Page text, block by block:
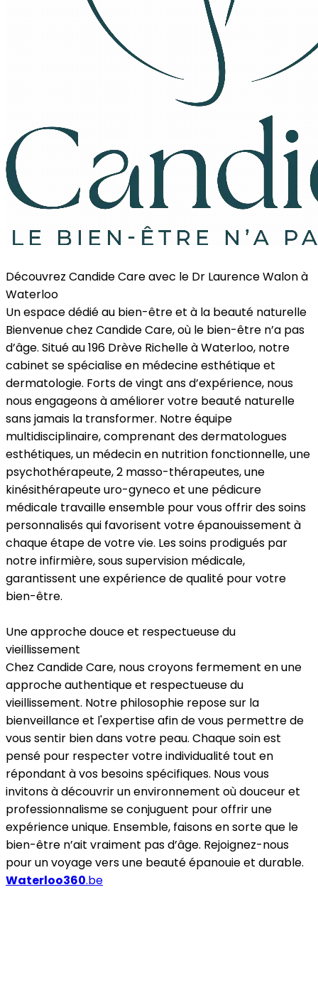
Découvrez Candide Care avec le Dr Laurence Walon à
Waterloo
Un espace dédié au bien-être et à la beauté naturelle
Bienvenue chez Candide Care, où le bien-être n’a pas
d’âge. Situé au 196 Drève Richelle à Waterloo, notre
cabinet se spécialise en médecine esthétique et
dermatologie. Forts de vingt ans d’expérience, nous
nous engageons à améliorer votre beauté naturelle
sans jamais la transformer. Notre équipe
multidisciplinaire, comprenant des dermatologues
esthétiques, un médecin en nutrition fonctionnelle, une
psychothérapeute, 2 masso-thérapeutes, une
kinésithérapeute uro-gyneco et une pédicure
médicale travaille ensemble pour vous offrir des soins
personnalisés qui favorisent votre épanouissement à
chaque étape de votre vie. Les soins prodigués par
notre infirmière, sous supervision médicale,
garantissent une expérience de qualité pour votre
bien-être.
Une approche douce et respectueuse du
vieillissement
Chez Candide Care, nous croyons fermement en une
approche authentique et respectueuse du
vieillissement. Notre philosophie repose sur la
bienveillance et l'expertise afin de vous permettre de
vous sentir bien dans votre peau. Chaque soin est
pensé pour respecter votre individualité tout en
répondant à vos besoins spécifiques. Nous vous
invitons à découvrir un environnement où douceur et
professionnalisme se conjuguent pour offrir une
expérience unique. Ensemble, faisons en sorte que le
bien-être n’ait vraiment pas d’âge. Rejoignez-nous
pour un voyage vers une beauté épanouie et durable.
Waterloo360.be